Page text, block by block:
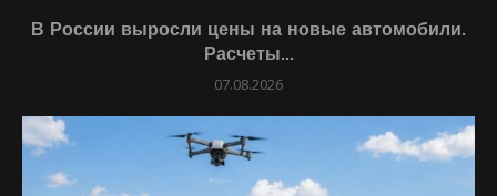
В России выросли цены на новые автомобили.
Расчеты...
07.08.2026